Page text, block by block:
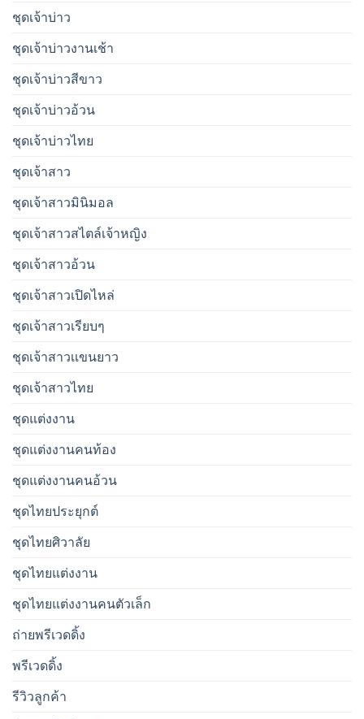
ชุดเจ้าบ่าว
ชุดเจ้าบ่าวงานเช้า
ชุดเจ้าบ่าวสีขาว
ชุดเจ้าบ่าวอ้วน
ชุดเจ้าบ่าวไทย
ชุดเจ้าสาว
ชุดเจ้าสาวมินิมอล
ชุดเจ้าสาวสไตล์เจ้าหญิง
ชุดเจ้าสาวอ้วน
ชุดเจ้าสาวเปิดไหล่
ชุดเจ้าสาวเรียบๆ
ชุดเจ้าสาวเเขนยาว
ชุดเจ้าสาวไทย
ชุดแต่งงาน
ชุดแต่งงานคนท้อง
ชุดแต่งงานคนอ้วน
ชุดไทยประยุกต์
ชุดไทยศิวาลัย
ชุดไทยแต่งงาน
ชุดไทยแต่งงานคนตัวเล็ก
ถ่ายพรีเวดดิ้ง
พรีเวดดิ้ง
รีวิวลูกค้า